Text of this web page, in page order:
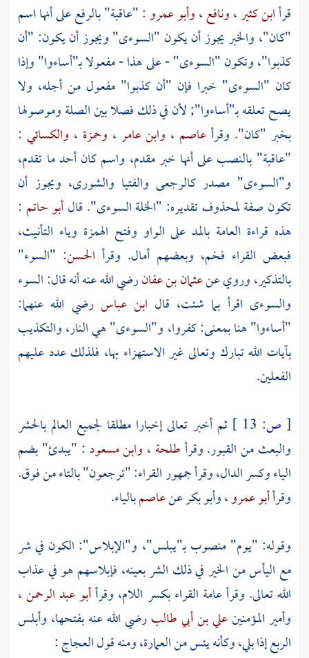
قرأابن كثير،ونافع،وأبو عمرو: "عاقبة" بالرفع على أنها اسم
"كان"، والخبر يجوز أن يكون "السوءى" ويجوز أن يكون: "أن
كذبوا"، وتكون "السوءى" - على هذا - مفعولا بـ"أساءوا" وإذا
كان "السوءى" خبرا فإن "أن كذبوا" مفعول من أجله، ولا
يصح تعلقه بـ"أساءوا"; لأن في ذلك فصلا بين الصلة وموصولها
بخبر "كان". وقرأعاصم ، وابن عامر ، وحمزة ، والكسائي :
"عاقبة" بالنصب على أنها خبر مقدم، واسم كان أحد ما تقدم،
و"السوءى" مصدر كالرجعى والفتيا والشورى، ويجوز أن
تكون صفة لمحذوف تقديره: "الخلة السوءى". قالأبو حاتم :
هذه قراءة العامة بالمد على الواو وفتح الهمزة وياء التأنيث،
فبعض القراء فخم، وبعضهم أمال. وقرأ الحسن: "السوء"
بالتذكير، وروي عنعثمان بن عفانرضي الله عنه أنه قال: السوء
والسوءى اقرأ بما شئت، قال ابن عباسرضي الله عنهما:
"أساءوا" هنا بمعنى: كفروا، و"السوءى" هي النار، والتكذيب
بآيات الله تبارك وتعالى غير الاستهزاء بها، فلذلك عدد عليهم
الفعلين.
[ ص:
ثم أخبر تعالى إخبارا مطلقا لجميع العالم بالحشر
والبعث من القبور. وقرأطلحة ، وابن مسعود : "يبدئ" بضم
الياء وكسر الدال، وقرأ جمهور القراء: "ترجعون" بالتاء من فوق.
وقرأأبو عمرو،وأبو بكرعنعاصمبالياء.
وقوله: "يوم" منصوب بـ"يبلس"، و"الإبلاس": الكون في شر
مع اليأس من الخير في ذلك الشر بعينه، فإبلاسهم هو في عذاب
الله تعالى. وقرأ عامة القراء بكسر اللام، وقرأأبو عبد الرحمن،
وأمير المؤمنينعلي بن أبي طالبرضي الله عنه بفتحها، وأبلس
الربع إذا بلي، وكأنه يئس من العمارة، ومنه قولالعجاج: